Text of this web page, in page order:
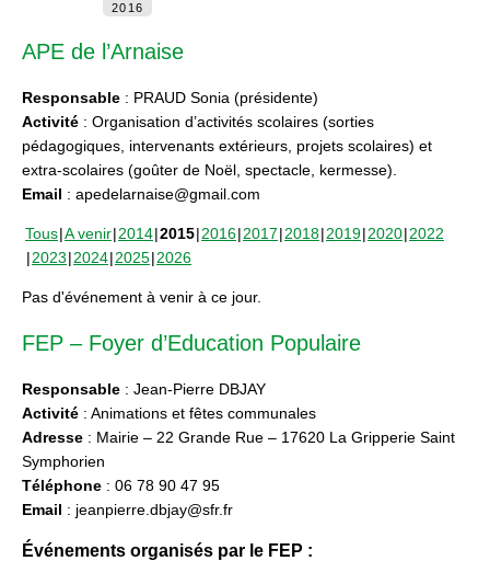
2016
APE de l’Arnaise
Responsable : PRAUD Sonia (présidente)
Activité : Organisation d’activités scolaires (sorties
pédagogiques, intervenants extérieurs, projets scolaires) et
extra-scolaires (goûter de Noël, spectacle, kermesse).
Email : apedelarnaise@gmail.com
Tous A venir 2014 2015 2016 2017 2018 2019 2020 2022
2023 2024 2025 2026
Pas d'événement à venir à ce jour.
FEP – Foyer d’Education Populaire
Responsable : Jean-Pierre DBJAY
Activité : Animations et fêtes communales
Adresse : Mairie – 22 Grande Rue – 17620 La Gripperie Saint
Symphorien
Téléphone : 06 78 90 47 95
Email : jeanpierre.dbjay@sfr.fr
Événements organisés par le FEP :